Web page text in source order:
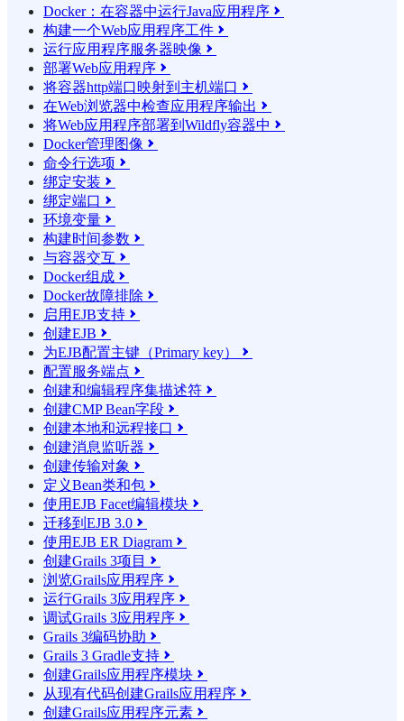
Docker：在容器中运行Java应用程序 
构建一个Web应用程序工件 
运行应用程序服务器映像 
部署Web应用程序 
将容器http端口映射到主机端口 
在Web浏览器中检查应用程序输出 
将Web应用程序部署到Wildfly容器中 
Docker管理图像 
命令行选项 
绑定安装 
绑定端口 
环境变量 
构建时间参数 
与容器交互 
Docker组成 
Docker故障排除 
启用EJB支持 
创建EJB 
为EJB配置主键（Primary key） 
配置服务端点 
创建和编辑程序集描述符 
创建CMP Bean字段 
创建本地和远程接口 
创建消息监听器 
创建传输对象 
定义Bean类和包 
使用EJB Facet编辑模块 
迁移到EJB 3.0 
使用EJB ER Diagram 
创建Grails 3项目 
浏览Grails应用程序 
运行Grails 3应用程序 
调试Grails 3应用程序 
Grails 3编码协助 
Grails 3 Gradle支持 
创建Grails应用程序模块 
从现有代码创建Grails应用程序 
创建Grails应用程序元素 